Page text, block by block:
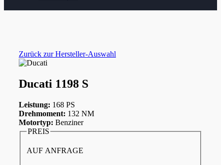
Zurück zur Hersteller-Auswahl
Ducati 1198 S
Leistung: 168 PS
Drehmoment: 132 NM
Motortyp: Benziner
PREIS
AUF ANFRAGE